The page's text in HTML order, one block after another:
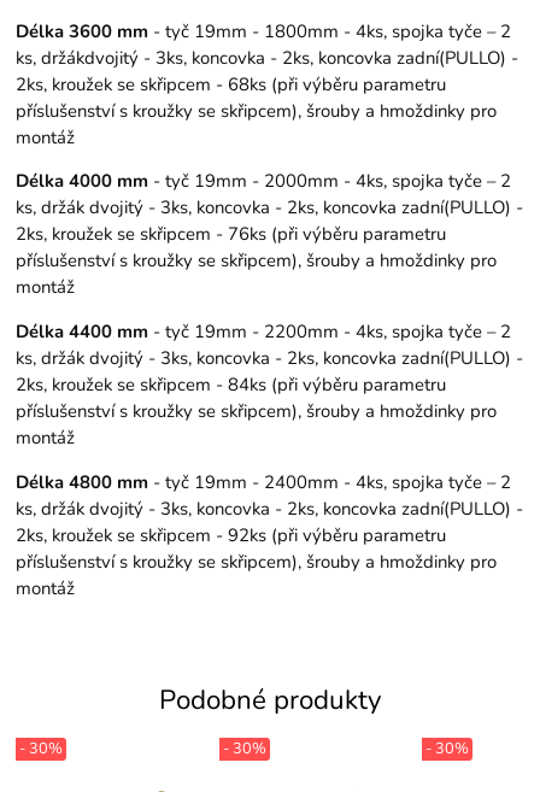
Délka 3600 mm - tyč 19mm - 1800mm - 4ks, spojka tyče – 2
ks, držákdvojitý - 3ks, koncovka - 2ks, koncovka zadní(PULLO) -
2ks, kroužek se skřipcem - 68ks (při výběru parametru
příslušenství s kroužky se skřipcem), šrouby a hmoždinky pro
montáž
Délka 4000 mm - tyč 19mm - 2000mm - 4ks, spojka tyče – 2
ks, držák dvojitý - 3ks, koncovka - 2ks, koncovka zadní(PULLO) -
2ks, kroužek se skřipcem - 76ks (při výběru parametru
příslušenství s kroužky se skřipcem), šrouby a hmoždinky pro
montáž
Délka 4400 mm - tyč 19mm - 2200mm - 4ks, spojka tyče – 2
ks, držák dvojitý - 3ks, koncovka - 2ks, koncovka zadní(PULLO) -
2ks, kroužek se skřipcem - 84ks (při výběru parametru
příslušenství s kroužky se skřipcem), šrouby a hmoždinky pro
montáž
Délka 4800 mm - tyč 19mm - 2400mm - 4ks, spojka tyče – 2
ks, držák dvojitý - 3ks, koncovka - 2ks, koncovka zadní(PULLO) -
2ks, kroužek se skřipcem - 92ks (při výběru parametru
příslušenství s kroužky se skřipcem), šrouby a hmoždinky pro
montáž
Podobné produkty
- 30% - 30% - 30%